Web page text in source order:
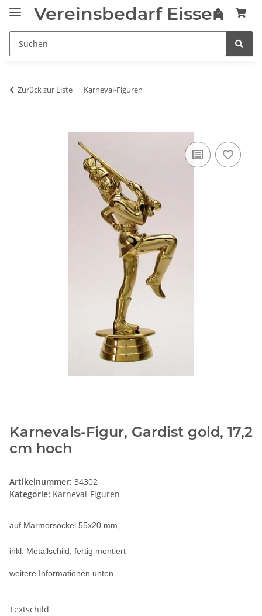
Vereinsbedarf Eissen
Zurück zur Liste Karneval-Figuren
Karnevals-Figur, Gardist gold, 17,2
cm hoch
Artikelnummer: 34302
Kategorie: Karneval-Figuren
auf Marmorsockel 55x20 mm,
inkl. Metallschild, fertig montiert
weitere Informationen unten.
Textschild